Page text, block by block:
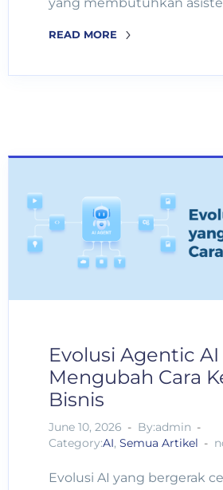
yang membutuhkan
READ MORE
Evolusi Agentic
Mengubah Cara
Bisnis
June 10, 2026
By:admin
Category:AI, Semua Artikel
Evolusi AI yang bergerak